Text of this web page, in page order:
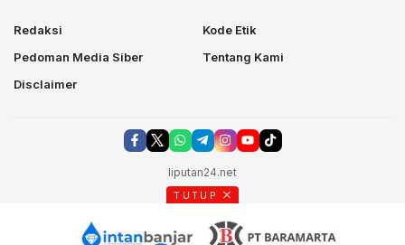
Redaksi
Kode Etik
Pedoman Media Siber
Tentang Kami
Disclaimer
liputan24.net
TUTUP